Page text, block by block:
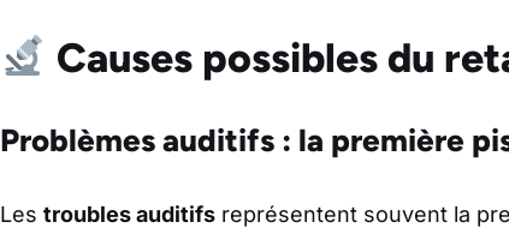
Causes possibles du
Problèmes auditifs : la première
Les troubles auditifs représentent souvent la